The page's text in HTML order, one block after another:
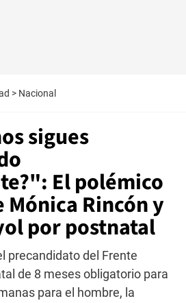
> Nacional
sigues
El polémico
Rincón y
por postnatal
precandidato del Frente
de 8 meses obligatorio para
para el hombre, la